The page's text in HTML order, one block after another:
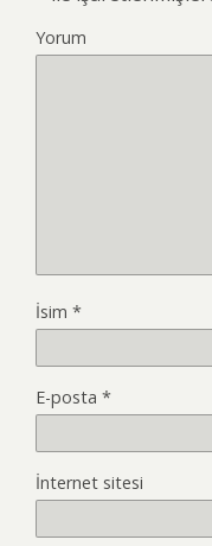
Yorum
İsim *
E-posta *
İnternet sitesi